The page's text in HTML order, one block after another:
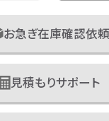
お急ぎ在庫確認依頼
見積もりサポート